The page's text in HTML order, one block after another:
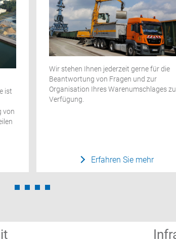
ist
von
Wir stehen Ihnen jederzeit gerne für die
Beantwortung von Fragen und zur
Organisation Ihres Warenumschlages
Verfügung.
Erfahren Sie mehr